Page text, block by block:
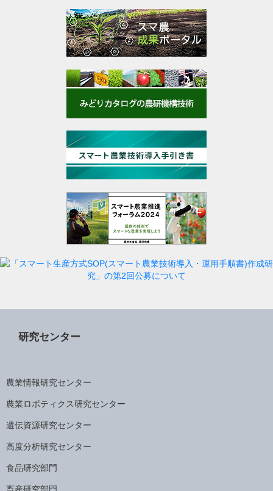
研究センター
農業情報研究センター
農業ロボティクス研究センター
遺伝資源研究センター
高度分析研究センター
食品研究部門